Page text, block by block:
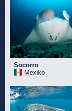
Socorro
Mexiko